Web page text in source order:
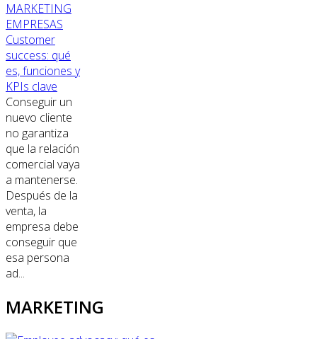
MARKETING
EMPRESAS
Customer
success: qué
es, funciones y
KPIs clave
Conseguir un
nuevo cliente
no garantiza
que la relación
comercial vaya
a mantenerse.
Después de la
venta, la
empresa debe
conseguir que
esa persona
ad...
MARKETING